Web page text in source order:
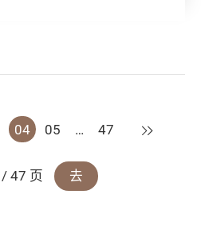
04 05 … 47 下一页
/ 47 页 去